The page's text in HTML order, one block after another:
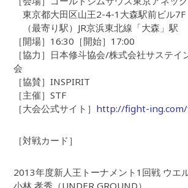
東京都大田区山王2-4-1大森駅前ビル7F
（最寄り駅）JR京浜東北線「大森」駅
［開場］16:30［開始］17:00
［協力］日本修斗協会/株式会社サステ
会
［協賛］INSPIRIT
［主催］STF
［大会公式サイト］ http://fight-
［対戦カード］
2013年度新人王トーナメント1回戦 ウエ